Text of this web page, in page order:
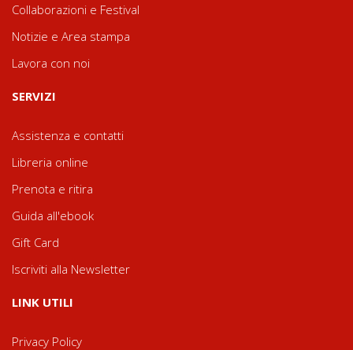
Collaborazioni e Festival
Notizie e Area stampa
Lavora con noi
SERVIZI
Assistenza e contatti
Libreria online
Prenota e ritira
Guida all'ebook
Gift Card
Iscriviti alla Newsletter
LINK UTILI
Privacy Policy